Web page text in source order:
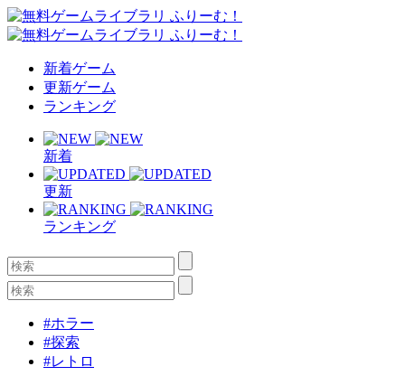
新着ゲーム
更新ゲーム
ランキング
新着
更新
ランキング
#ホラー
#探索
#レトロ